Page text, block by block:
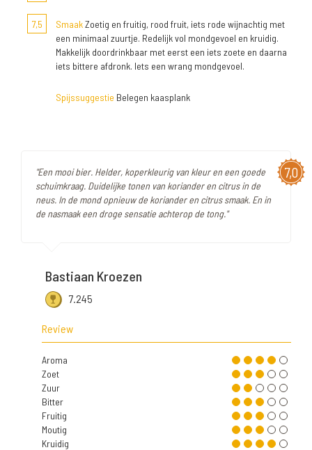
7,5 SmaakZoetig en fruitig, rood fruit, iets rode wijnachtig met
een minimaal zuurtje. Redelijk vol mondgevoel en kruidig.
Makkelijk doordrinkbaar met eerst een iets zoete en daarna
iets bittere afdronk. Iets een wrang mondgevoel.
Spijssuggestie Belegen kaasplank
7,0
"Een mooi bier. Helder, koperkleurig van kleur en een goede
schuimkraag. Duidelijke tonen van koriander en citrus in de
neus. In de mond opnieuw de koriander en citrus smaak. En in
de nasmaak een droge sensatie achterop de tong."
Bastiaan Kroezen
7.245
Review
Aroma
Zoet
Zuur
Bitter
Fruitig
Moutig
Kruidig